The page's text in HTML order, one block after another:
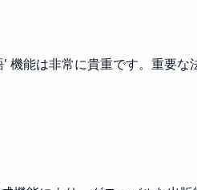
能は非常に貴重です。重要